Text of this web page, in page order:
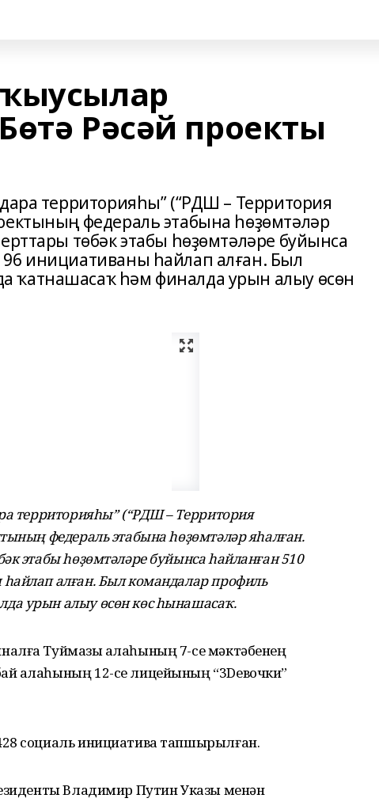
Рәсәй проекты
территорияһы” (“РДШ – Территория
федераль этабына һөҙөмтәләр
төбәк этабы һөҙөмтәләре буйынса
инициативаны һайлап алған. Был
ҡатнашасаҡ һәм финалда урын алыу өсөн
территорияһы” (“РДШ – Территория
федераль этабына һөҙөмтәләр яһалған.
этабы һөҙөмтәләре буйынса һайланған 510
алған. Был командалар профиль
урын алыу өсөн көс һынашасаҡ.
Туймазы ҡалаһының 7-се мәктәбенең
ҡалаһының 12-се лицейының “3Dевочки”
социаль инициатива тапшырылған.
Владимир Путин Указы менән